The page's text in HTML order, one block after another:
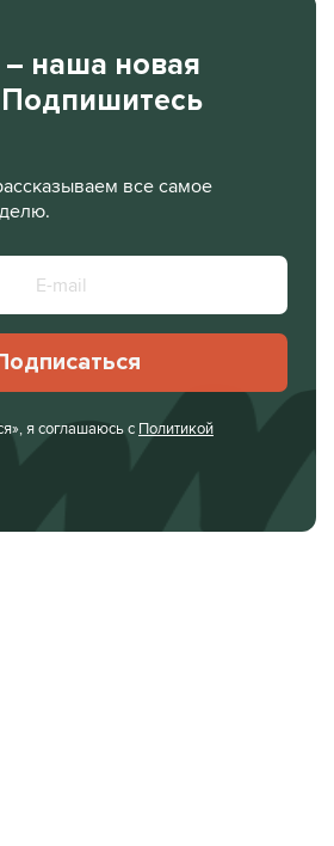
– наша новая
все самое
я соглашаюсь с Политикой